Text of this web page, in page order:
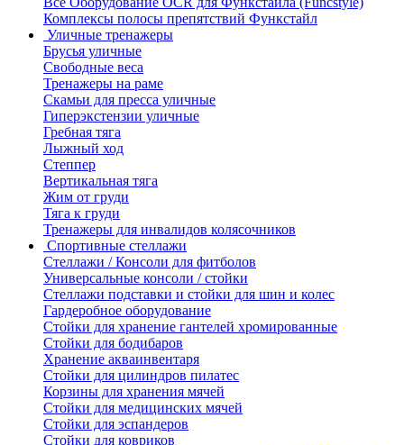
Комплексы полосы препятствий Функстайл
Уличные тренажеры
Брусья уличные
Свободные веса
Тренажеры на раме
Скамьи для пресса уличные
Гиперэкстензии уличные
Гребная тяга
Лыжный ход
Степпер
Вертикальная тяга
Жим от груди
Тяга к груди
Тренажеры для инвалидов колясочников
Спортивные стеллажи
Стеллажи / Консоли для фитболов
Универсальные консоли / стойки
Стеллажи подставки и стойки для шин и колес
Гардеробное оборудование
Стойки для хранение гантелей хромированные
Стойки для бодибаров
Хранение акваинвентаря
Стойки для цилиндров пилатес
Корзины для хранения мячей
Стойки для медицинских мячей
Стойки для эспандеров
Стойки для ковриков